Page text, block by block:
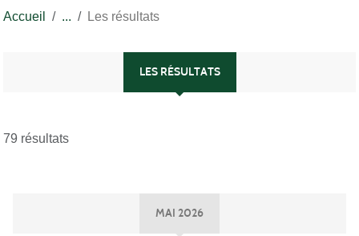
Accueil Les résultats
LES RÉSULTATS
79 résultats
MAI 2026